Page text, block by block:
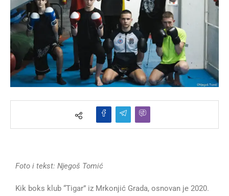
Foto i tekst: Njegoš Tomić
Kik boks klub “Tigar” iz Mrkonjić Grada, osnovan je 2020.